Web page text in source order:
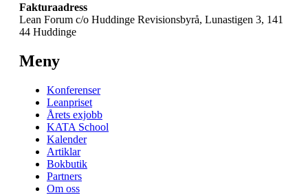
Fakturaadress
Lean Forum c/o Huddinge Revisionsbyrå, Lunastigen 3, 141
44 Huddinge
Meny
Konferenser
Leanpriset
Årets exjobb
KATA School
Kalender
Artiklar
Bokbutik
Partners
Om oss